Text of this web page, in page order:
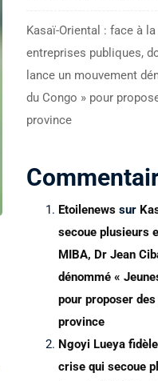
Kasaï-Oriental : face à
entreprises publiques,
lance un mouvement
du Congo » pour
province
Etoilenews sur
secoue plusieurs
MIBA, Dr Jean
dénommé «
pour proposer
province
Ngoyi Lueya fidèle
crise qui secoue